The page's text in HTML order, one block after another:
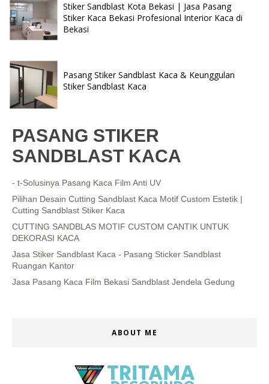
Stiker Sandblast Kota Bekasi | Jasa Pasang
Stiker Kaca Bekasi Profesional Interior Kaca di
Bekasi
Pasang Stiker Sandblast Kaca & Keunggulan
Stiker Sandblast Kaca
PASANG STIKER
SANDBLAST KACA
- t-Solusinya Pasang Kaca Film Anti UV
Pilihan Desain Cutting Sandblast Kaca Motif Custom Estetik |
Cutting Sandblast Stiker Kaca
CUTTING SANDBLAS MOTIF CUSTOM CANTIK UNTUK
DEKORASI KACA
Jasa Stiker Sandblast Kaca - Pasang Sticker Sandblast
Ruangan Kantor
Jasa Pasang Kaca Film Bekasi Sandblast Jendela Gedung
ABOUT ME